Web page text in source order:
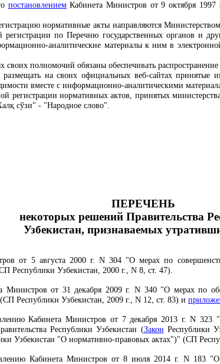
постановлениемКабинета Министров от 9 октября
нормативные акты направляются
регистрации по Перечню государственных органов и
аналитические материалы к ним в
своих полномочий обязаны обеспечивать
размещать на своих официальных веб-сайтах
вместе с информационно-аналитическими
регистрации нормативных актов, принятых
қ сўзи" - "Народное слово".
ПЕРЕЧЕНЬ
некоторых решений Правительства
Узбекистан, признаваемых
от 5 августа 2000 г. N 304 "О мерах по
Республики Узбекистан, 2000 г., N 8, ст. 47).
Министров от 31 декабря 2009 г. N 340 "О мерах по
Республики Узбекистан, 2009 г., N 12, ст. 83) и
Кабинета Министров от 7 декабря 2013 г. N 323
Республики Узбекистан (Закон Республики
Узбекистан "О нормативно-правовых актах")" (СП
Кабинета Министров от 8 июля 2014 г. N 183